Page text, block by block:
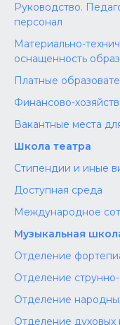
Руководство.
персонал
Материально-
оснащенность
Платные
Финансово-
Вакантные места
Школа театра
Стипендии и иные
Доступная среда
Международное
Музыкальная
Отделение
Отделение
Отделение
Отделение духовых